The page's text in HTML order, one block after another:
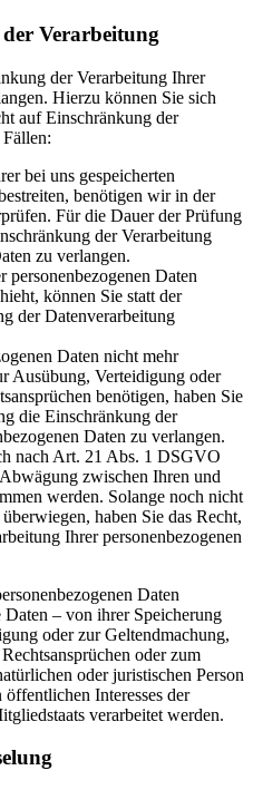
Verarbeitung
der Verarbeitung Ihrer
Hierzu können Sie sich
auf Einschränkung der
bei uns gespeicherten
benötigen wir in der
Für die Dauer der Prüfung
der Verarbeitung
zu verlangen.
personenbezogenen Daten
können Sie statt der
der Datenverarbeitung
Daten nicht mehr
Ausübung, Verteidigung oder
benötigen, haben Sie
die Einschränkung der
Daten zu verlangen.
nach Art. 21 Abs. 1 DSGVO
zwischen Ihren und
werden. Solange noch nicht
haben Sie das Recht,
Ihrer personenbezogenen
Daten
Daten – von ihrer Speicherung
oder zur Geltendmachung,
oder zum
oder juristischen Person
Interesses der
verarbeitet werden.